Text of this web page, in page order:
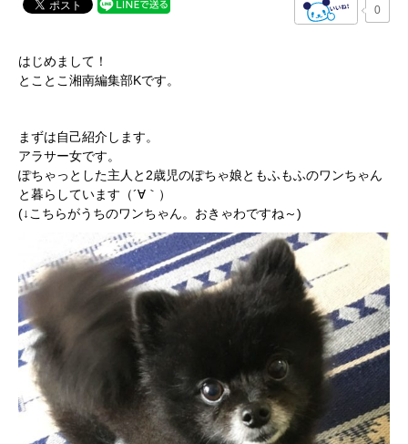
0
はじめまして！
とことこ湘南編集部Kです。
まずは自己紹介します。
アラサー女です。
ぽちゃっとした主人と2歳児のぽちゃ娘ともふもふのワンちゃん
と暮らしています（´∀｀）
(↓こちらがうちのワンちゃん。おきゃわですね～)